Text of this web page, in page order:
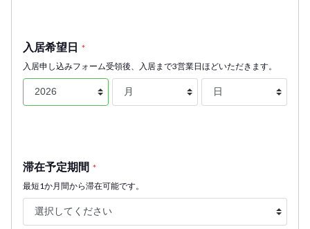
入居希望日 *
入居申し込みフォーム受領後、入居まで3営業日ほどいただきます。
滞在予定期間 *
最短1か月間から滞在可能です。